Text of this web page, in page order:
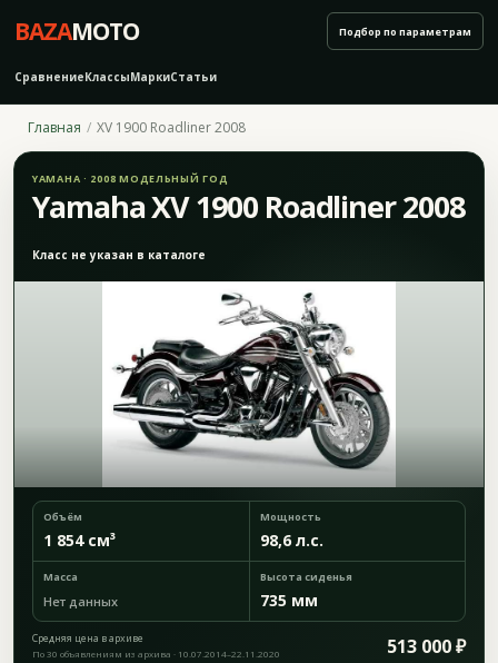
BAZAMOTO
СравнениеКлассыМаркиСтатьи
Подбор по параметрам
Главная XV 1900 Roadliner 2008
YAMAHA · 2008 МОДЕЛЬНЫЙ ГОД
Yamaha XV 1900 Roadliner 2008
Класс не указан в каталоге
Объём
1 854 см³
Мощность
98,6 л.с.
Масса
Нет данных
Высота сиденья
735 мм
Средняя цена в архиве 513 000 ₽
По 30 объявлениям из архива · 10.07.2014–22.11.2020